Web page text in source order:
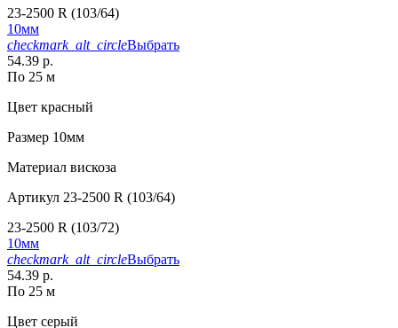
23-2500 R (103/64)
10мм
checkmark_alt_circleВыбрать
54.39 р.
По 25 м
Цвет красный
Размер 10мм
Материал вискоза
Артикул 23-2500 R (103/64)
23-2500 R (103/72)
10мм
checkmark_alt_circleВыбрать
54.39 р.
По 25 м
Цвет серый